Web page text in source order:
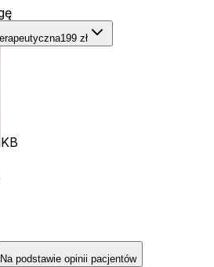
199 zł
KB
Na podstawie opinii pacjentów